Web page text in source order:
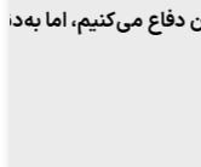
اما به‌دنبال